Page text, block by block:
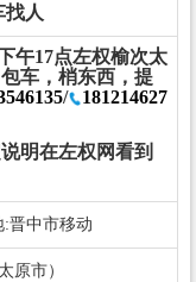
找人
午17点左权榆次太
车，梢东西，提
/
181214627
明在左权网看到
晋中市移动
原市）